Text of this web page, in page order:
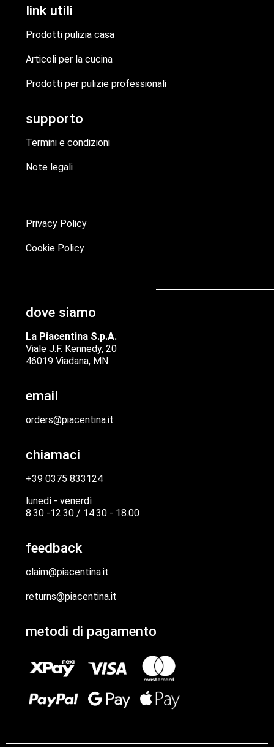
link utili
Prodotti pulizia casa
Articoli per la cucina
Prodotti per pulizie professionali
supporto
Termini e condizioni
Note legali
Privacy Policy
Cookie Policy
dove siamo
La Piacentina S.p.A.
Viale J.F. Kennedy, 20
46019 Viadana, MN
email
orders@piacentina.it
chiamaci
+39 0375 833124
lunedì - venerdì
8.30 -12.30 / 14.30 - 18.00
feedback
claim@piacentina.it
returns@piacentina.it
metodi di pagamento